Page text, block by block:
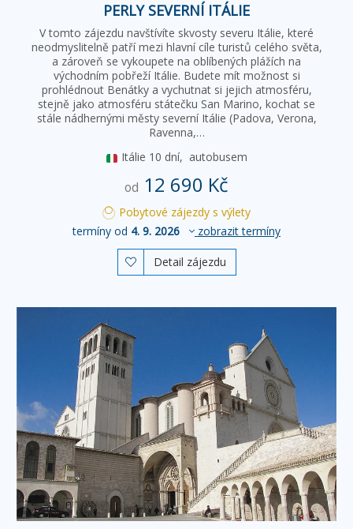
PERLY SEVERNÍ ITÁLIE
V tomto zájezdu navštívíte skvosty severu Itálie, které
neodmyslitelně patří mezi hlavní cíle turistů celého světa,
a zároveň se vykoupete na oblíbených plážích na
východním pobřeží Itálie. Budete mít možnost si
prohlédnout Benátky a vychutnat si jejich atmosféru,
stejně jako atmosféru státečku San Marino, kochat se
stále nádhernými městy severní Itálie (Padova, Verona,
Ravenna,…
Itálie 10 dní, autobusem
od 12 690 Kč
Pobytové zájezdy s výlety
termíny od 4. 9. 2026 zobrazit termíny
 Detail zájezdu